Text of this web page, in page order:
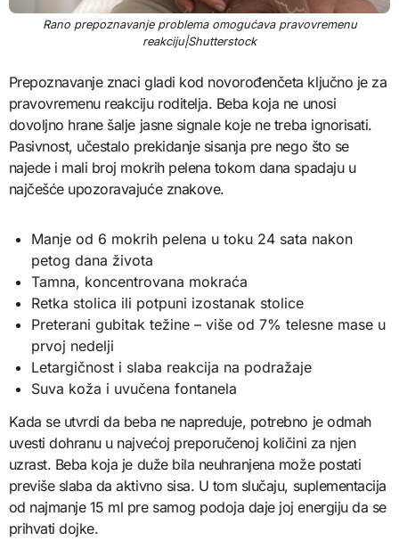
Rano prepoznavanje problema omogućava pravovremenu
reakciju|Shutterstock
Prepoznavanje znaci gladi kod novorođenčeta ključno je za
pravovremenu reakciju roditelja. Beba koja ne unosi
dovoljno hrane šalje jasne signale koje ne treba ignorisati.
Pasivnost, učestalo prekidanje sisanja pre nego što se
najede i mali broj mokrih pelena tokom dana spadaju u
najčešće upozoravajuće znakove.
Manje od 6 mokrih pelena u toku 24 sata nakon
petog dana života
Tamna, koncentrovana mokraća
Retka stolica ili potpuni izostanak stolice
Preterani gubitak težine – više od 7% telesne mase u
prvoj nedelji
Letargičnost i slaba reakcija na podražaje
Suva koža i uvučena fontanela
Kada se utvrdi da beba ne napreduje, potrebno je odmah
uvesti dohranu u najvećoj preporučenoj količini za njen
uzrast. Beba koja je duže bila neuhranjena može postati
previše slaba da aktivno sisa. U tom slučaju, suplementacija
od najmanje 15 ml pre samog podoja daje joj energiju da se
prihvati dojke.